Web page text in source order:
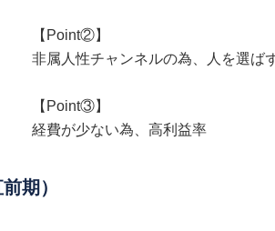
【Point②】
非属人性チャンネルの為、人を選ば
【Point③】
経費が少ない為、高利益率
期）